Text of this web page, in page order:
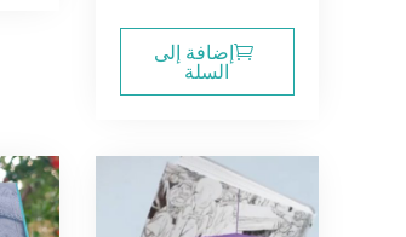
إضافة إلى
السلة